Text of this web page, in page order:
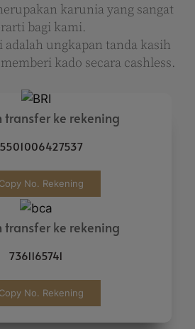
karunia yang sangat
bagi kami.
ungkapan tanda kasih
kado secara cashless.
transfer ke rekening
Copy No. Rekening
transfer ke rekening
7361165741
Copy No. Rekening